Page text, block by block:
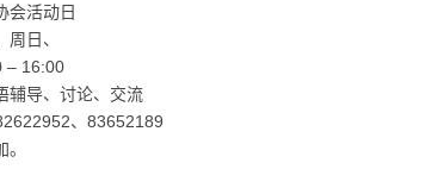
会活动日
周日、
– 16:00
辅导、讨论、交流
、83652189